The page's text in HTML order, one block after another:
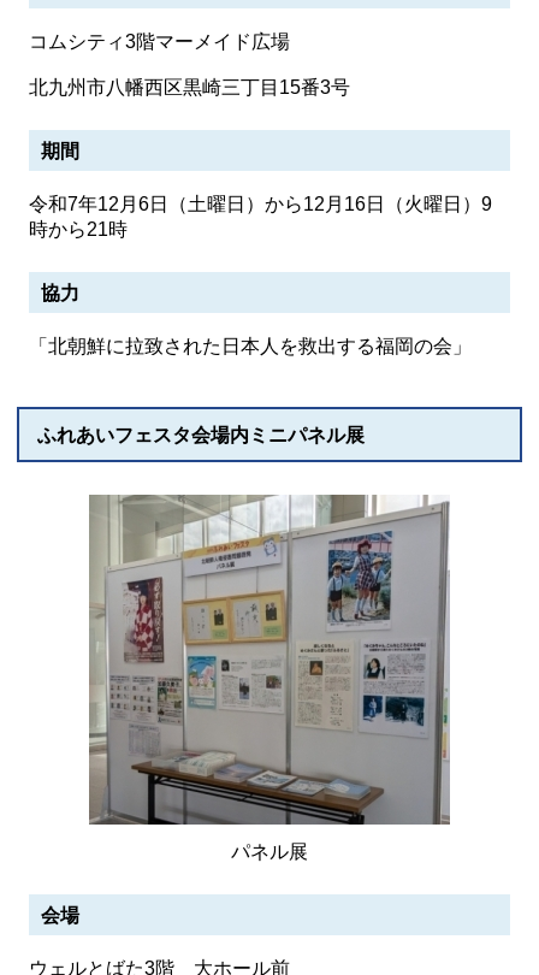
コムシティ3階マーメイド広場
北九州市八幡西区黒崎三丁目15番3号
期間
令和7年12月6日（土曜日）から12月16日（火曜日）9
時から21時
協力
「北朝鮮に拉致された日本人を救出する福岡の会」
ふれあいフェスタ会場内ミニパネル展
パネル展
会場
ウェルとばた3階 大ホール前